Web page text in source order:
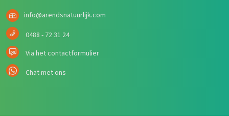
info@arendsnatuurlijk.com
0488 - 72 31 24
Via het contactformulier
Chat met ons